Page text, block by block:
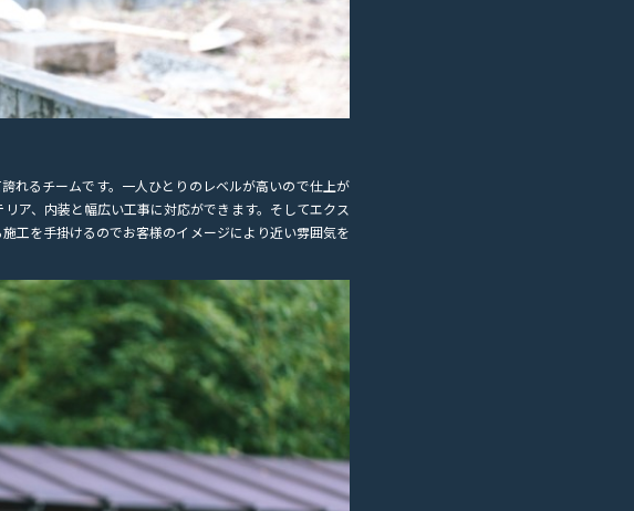
れるチームです。一人ひとりのレベルが高いので仕上が
ア、内装と幅広い工事に対応ができます。そしてエクス
工を手掛けるのでお客様のイメージにより近い雰囲気を